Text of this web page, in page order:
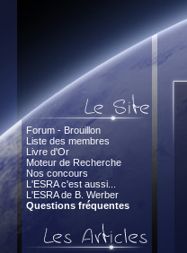
Forum - Brouillon
Liste des membres
Livre d'Or
Moteur de Recherche
Nos concours
L'ESRA c'est aussi...
L'ESRA de B. Werber
Questions fréquentes